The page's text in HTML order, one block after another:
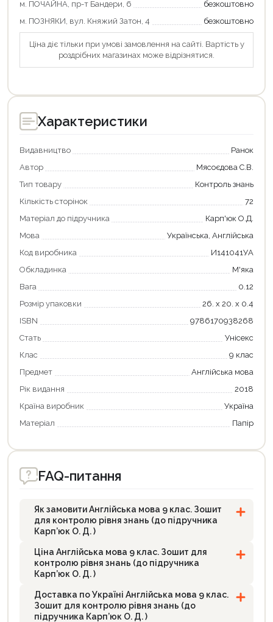
м. ПОЧАЙНА, пр-т Бандери, 6
безкоштовно
м. ПОЗНЯКИ, вул. Княжий Затон, 4
безкоштовно
Ціна діє тільки при умові замовлення на сайті. Вартість у
роздрібних магазинах може відрізнятися.
Характеристики
Видавництво
Ранок
Автор
Мясоєдова С.В.
Тип товару
Контроль знань
Кількість сторінок
72
Матеріал до підручника
Карп'юк О.Д.
Мова
Українська, Англійська
Код виробника
И141041УА
Обкладинка
М'яка
Вага
0.12
Розмір упаковки
26. х 20. х 0.4
ISBN
9786170938268
Стать
Унісекс
Клас
9 клас
Предмет
Англійська мова
Рік видання
2018
Країна виробник
Україна
Матеріал
Папір
FAQ-питання
Як замовити Англійська мова 9 клас. Зошит
для контролю рівня знань (до підручника
Карп’юк О. Д. )
Ціна Англійська мова 9 клас. Зошит для
контролю рівня знань (до підручника
Карп’юк О. Д. )
Доставка по Україні Англійська мова 9 клас.
Зошит для контролю рівня знань (до
підручника Карп’юк О. Д. )
Продовжити покупки
Оформити замовлення